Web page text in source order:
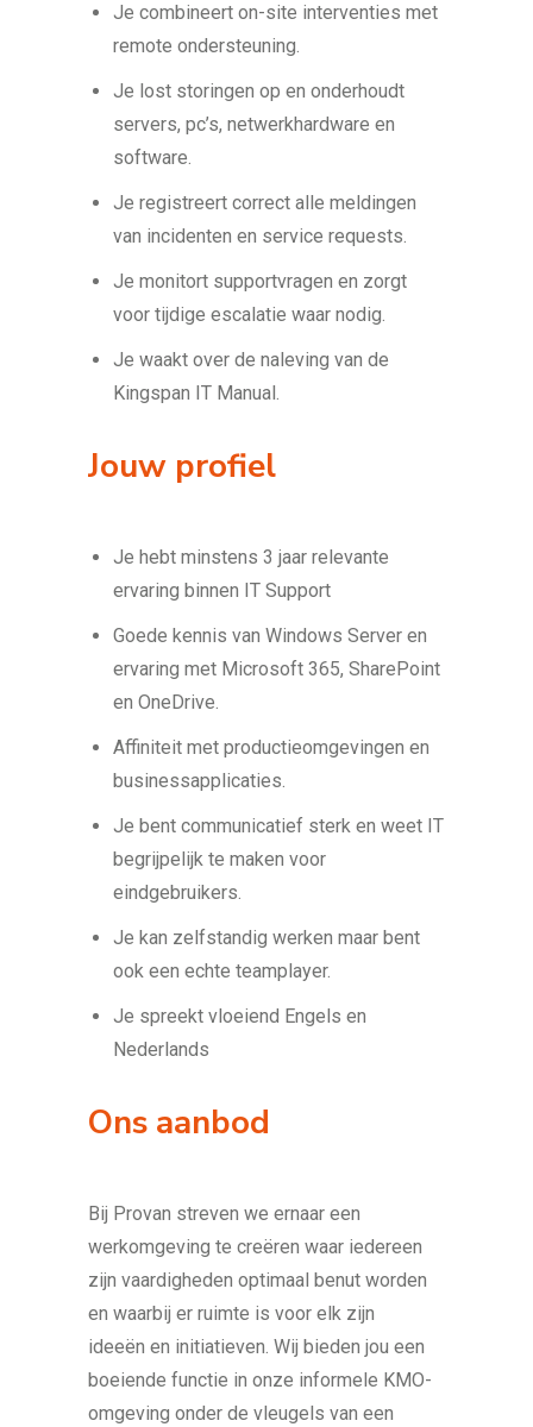
Je combineert on-site interventies met
remote ondersteuning.
Je lost storingen op en onderhoudt
servers, pc’s, netwerkhardware en
software.
Je registreert correct alle meldingen
van incidenten en service requests.
Je monitort supportvragen en zorgt
voor tijdige escalatie waar nodig.
Je waakt over de naleving van de
Kingspan IT Manual.
Jouw profiel
Je hebt minstens 3 jaar relevante
ervaring binnen IT Support
Goede kennis van Windows Server en
ervaring met Microsoft 365, SharePoint
en OneDrive.
Affiniteit met productieomgevingen en
businessapplicaties.
Je bent communicatief sterk en weet IT
begrijpelijk te maken voor
eindgebruikers.
Je kan zelfstandig werken maar bent
ook een echte teamplayer.
Je spreekt vloeiend Engels en
Nederlands
Ons aanbod
Bij Provan streven we ernaar een
werkomgeving te creëren waar iedereen
zijn vaardigheden optimaal benut worden
en waarbij er ruimte is voor elk zijn
ideeën en initiatieven. Wij bieden jou een
boeiende functie in onze informele KMO-
omgeving onder de vleugels van een